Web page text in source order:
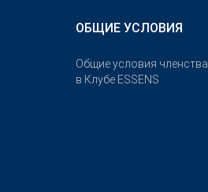
ОБЩИЕ УСЛОВИЯ
Общие условия членства
в Клубе ESSENS